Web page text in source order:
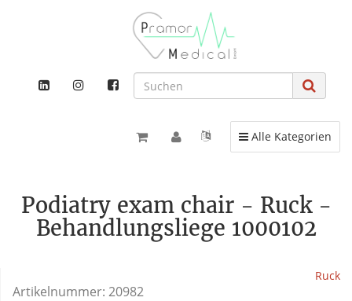
Toggle navigation
Alle Kategorien
Podiatry exam chair - Ruck -
Behandlungsliege 1000102
Ruck
Artikelnummer: 20982